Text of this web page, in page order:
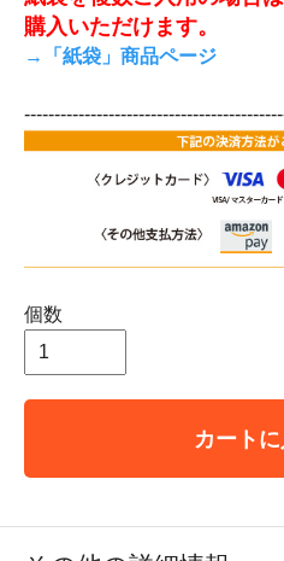
購入いただけます。
→「紙袋」商品ページ
個数
カート